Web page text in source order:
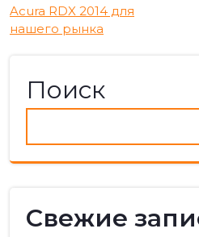
Навигация
по
записям
Acura RDX 2014 для
нашего рынка
Поиск
Свежие